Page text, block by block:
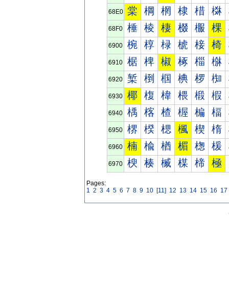
68E0 棠 棡 棢 棣 棤 棥
68F0 棰 棱 棲 棳 棴 棵
6900 椀 椁 椂 椃 椄 椅
6910 椐 椑 椒 椓 椔 椕
6920 椠 椡 椢 椣 椤 椥
6930 椰 椱 椲 椳 椴 椵
6940 楀 楁 楂 楃 楄 楅
6950 楐 楑 楒 楓 楔 楕
6960 楠 楡 楢 楣 楤 楥
6970 楰 楱 楲 楳 楴 極
Pages:
1 2 3 4 5 6 7 8 9 10 [11] 12 13 14 15 16 17